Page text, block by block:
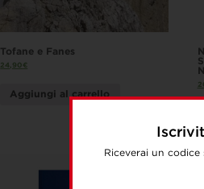
Riceverai un
Tofane e Fanes
24,90€
Aggiungi al carrello